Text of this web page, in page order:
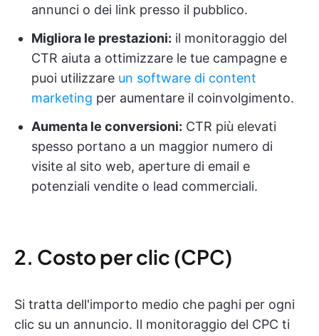
annunci o dei link presso il pubblico.
Migliora le prestazioni: il monitoraggio del
CTR aiuta a ottimizzare le tue campagne e
puoi utilizzare un software di content
marketing per aumentare il coinvolgimento.
Aumenta le conversioni: CTR più elevati
spesso portano a un maggior numero di
visite al sito web, aperture di email e
potenziali vendite o lead commerciali.
2. Costo per clic (CPC)
Si tratta dell'importo medio che paghi per ogni
clic su un annuncio. Il monitoraggio del CPC ti